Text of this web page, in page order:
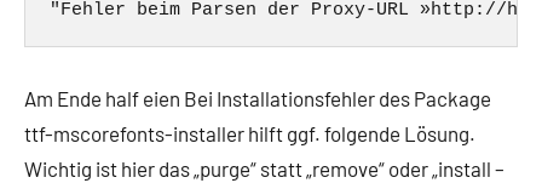
Am Ende half eien Bei Installationsfehler des Package
ttf-mscorefonts-installer hilft ggf. folgende Lösung.
Wichtig ist hier das „purge“ statt „remove“ oder „install –